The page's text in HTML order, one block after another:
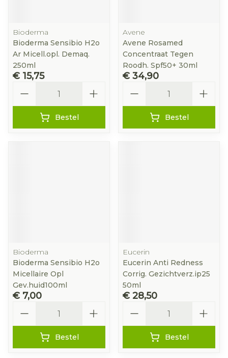
Bioderma
Bioderma Sensibio H2o
Ar Micell.opl. Demaq.
250ml
€ 15,75
Bestel
Avene
Avene Rosamed
Concentraat Tegen
Roodh. Spf50+ 30ml
€ 34,90
Bestel
Bioderma
Bioderma Sensibio H2o
Micellaire Opl
Gev.huid100ml
€ 7,00
Bestel
Eucerin
Eucerin Anti Redness
Corrig. Gezichtverz.ip25
50ml
€ 28,50
Bestel